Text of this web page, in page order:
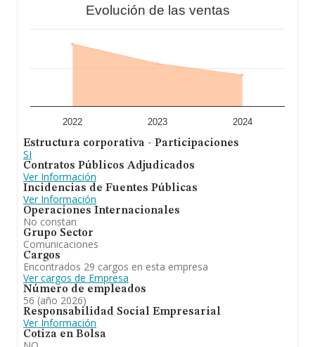
La media de empleados de las empresas es de 4.
Para concluir, la actividad deCorporacion de Medios
de Extremadura, S.A
periódicos y página web. En cuanto a la posición en el
ranking de la provincia de Badajoz, la empresa ha
Evolución de las ventas
2022 2023 2024
Estructura corporativa - Participaciones
SI
Contratos Públicos Adjudicados
Ver Información
Incidencias de Fuentes Públicas
Ver Información
Operaciones Internacionales
No constan
Grupo Sector
Comunicaciones
Cargos
Encontrados 29 cargos en esta empresa
Ver cargos de Empresa
Número de empleados
56 (año 2026)
Responsabilidad Social Empresarial
Ver Información
Cotiza en Bolsa